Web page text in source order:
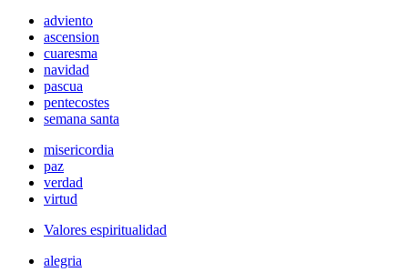
adviento
ascension
cuaresma
navidad
pascua
pentecostes
semana santa
misericordia
paz
verdad
virtud
Valores espiritualidad
alegria